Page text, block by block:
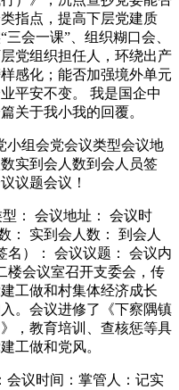
指点，提高下层党建质
会一课”、组织糊口会、
党组织担任人，环绕出产
感化；能否加强境外单元
平安不变。 我是国企中
关于我小我的回覆。
组会党会议类型会议地
实到会人数到会人员签
议题会议！
： 会议地址： 会议时
： 实到会人数： 到会人
名）： 会议议题： 会议内
楼会议室召开支委会，传
工做和村集体经济成长
。会议进修了《下察隅镇
，教育培训、查核惩等具
工做和党风。
议时间：掌管人：记实